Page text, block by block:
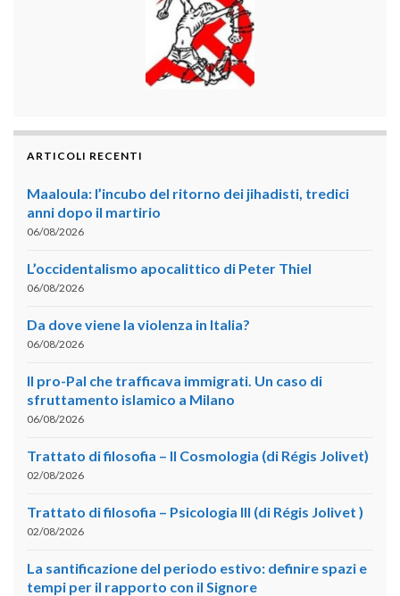
ARTICOLI RECENTI
Maaloula: l’incubo del ritorno dei jihadisti, tredici
anni dopo il martirio
06/08/2026
L’occidentalismo apocalittico di Peter Thiel
06/08/2026
Da dove viene la violenza in Italia?
06/08/2026
Il pro-Pal che trafficava immigrati. Un caso di
sfruttamento islamico a Milano
06/08/2026
Trattato di filosofia – II Cosmologia (di Régis Jolivet)
02/08/2026
Trattato di filosofia – Psicologia III (di Régis Jolivet )
02/08/2026
La santificazione del periodo estivo: definire spazi e
tempi per il rapporto con il Signore